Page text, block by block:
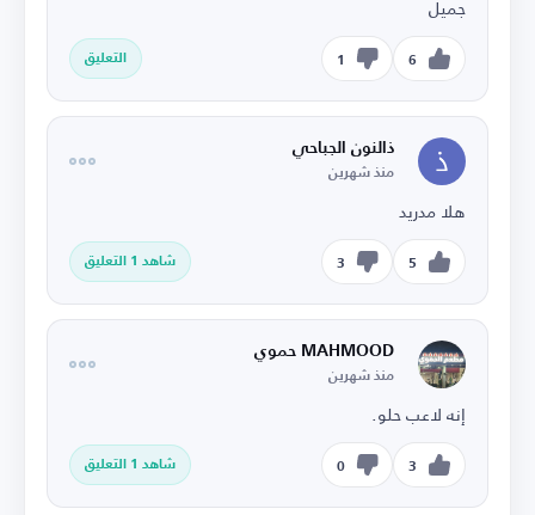
جميل
6
1 التعليق
ذالنون الجباحي
منذ شهرين
هلا مدريد
5
3 شاهد 1 التعليق
MAHMOOD حموي
منذ شهرين
إنه لاعب حلو.
3
0 شاهد 1 التعليق